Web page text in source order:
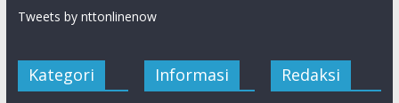
Tweets by nttonlinenow
Kategori Informasi Redaksi